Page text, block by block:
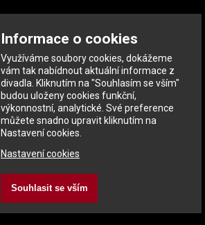
Informace o cookies
Využíváme soubory cookies, dokážeme
vám tak nabídnout aktuální informace z
divadla. Kliknutím na "Souhlasím se vším"
budou uloženy cookies funkční,
výkonnostní, analytické. Své preference
můžete snadno upravit kliknutím na
Nastavení cookies.
Nastavení cookies
Souhlasit se vším